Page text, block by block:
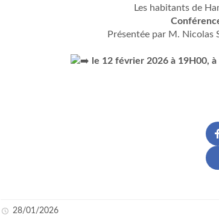
Les habitants de
Présentée par M. Nicolas
le 12 février 2026 à 19H00,
28/01/2026